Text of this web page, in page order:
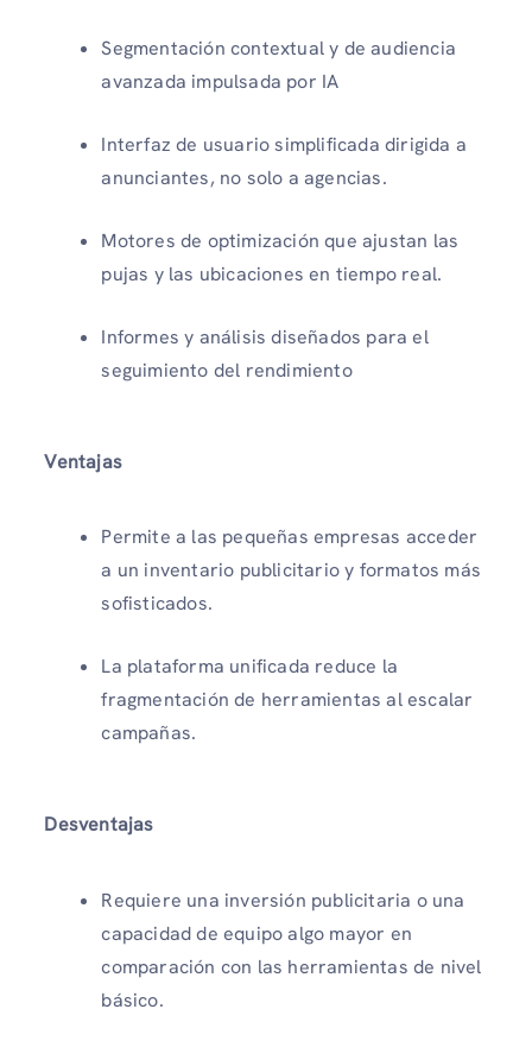
Segmentación contextual y de audiencia
avanzada impulsada por IA
Interfaz de usuario simplificada dirigida a
anunciantes, no solo a agencias.
Motores de optimización que ajustan las
pujas y las ubicaciones en tiempo real.
Informes y análisis diseñados para el
seguimiento del rendimiento
Ventajas
Permite a las pequeñas empresas acceder
a un inventario publicitario y formatos más
sofisticados.
La plataforma unificada reduce la
fragmentación de herramientas al escalar
campañas.
Desventajas
Requiere una inversión publicitaria o una
capacidad de equipo algo mayor en
comparación con las herramientas de nivel
básico.